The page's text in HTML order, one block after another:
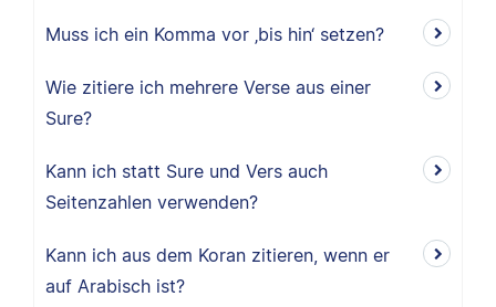
Muss ich ein Komma vor ‚bis hin‘ setzen?
Wie zitiere ich mehrere Verse aus einer
Sure?
Kann ich statt Sure und Vers auch
Seitenzahlen verwenden?
Kann ich aus dem Koran zitieren, wenn er
auf Arabisch ist?